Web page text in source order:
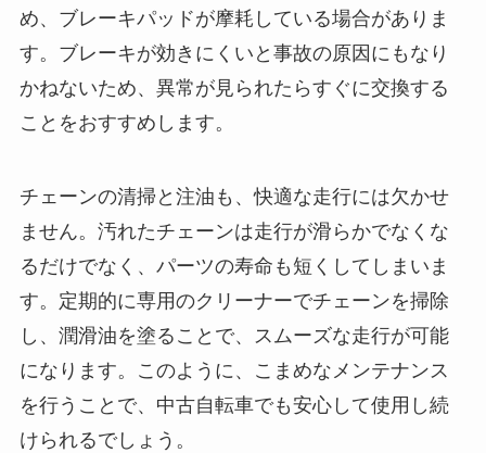
め、ブレーキパッドが摩耗している場合がありま
す。ブレーキが効きにくいと事故の原因にもなり
かねないため、異常が見られたらすぐに交換する
ことをおすすめします。
チェーンの清掃と注油も、快適な走行には欠かせ
ません。汚れたチェーンは走行が滑らかでなくな
るだけでなく、パーツの寿命も短くしてしまいま
す。定期的に専用のクリーナーでチェーンを掃除
し、潤滑油を塗ることで、スムーズな走行が可能
になります。このように、こまめなメンテナンス
を行うことで、中古自転車でも安心して使用し続
けられるでしょう。